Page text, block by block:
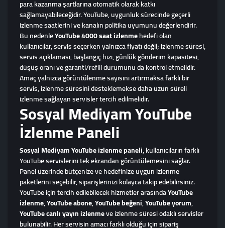
para kazanma şartlarına otomatik olarak katkı
sağlamayabileceğidir. YouTube, uygunluk sürecinde geçerli
izlenme saatlerini ve kanalın politika uyumunu değerlendirir.
Bu nedenleYouTube 4000 saat izlenmehedefi olan
kullanıcılar, servis seçerken yalnızca fiyatı değil; izlenme süresi,
servis açıklaması, başlangıç hızı, günlük gönderim kapasitesi,
düşüş oranı ve garanti/refill durumunu da kontrol etmelidir.
Amaç yalnızca görüntülenme sayısını artırmaksa farklı bir
servis, izlenme süresini desteklemekse daha uzun süreli
izlenme sağlayan servisler tercih edilmelidir.
Sosyal Mediyam YouTube
İzlenme Paneli
Sosyal Mediyam YouTube izlenme paneli, kullanıcıların farklı
YouTube servislerini tek ekrandan görüntülemesini sağlar.
Panel üzerinde bütçenize ve hedefinize uygun izlenme
paketlerini seçebilir, siparişlerinizi kolayca takip edebilirsiniz.
YouTube için tercih edilebilecek hizmetler arasındaYouTube
izlenme,YouTube abone,YouTube beğeni,YouTube yorum,
YouTube canlı yayın izlenmeve izlenme süresi odaklı servisler
bulunabilir. Her servisin amacı farklı olduğu için sipariş